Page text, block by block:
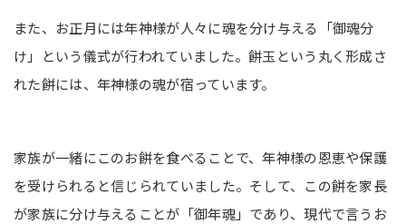
また、お正月には年神様が人々に魂を分け与える「御魂分
け」という儀式が行われていました。餅玉という丸く形成さ
れた餅には、年神様の魂が宿っています。
家族が一緒にこのお餅を食べることで、年神様の恩恵や保護
を受けられると信じられていました。そして、この餅を家長
が家族に分け与えることが「御年魂」であり、現代で言うお